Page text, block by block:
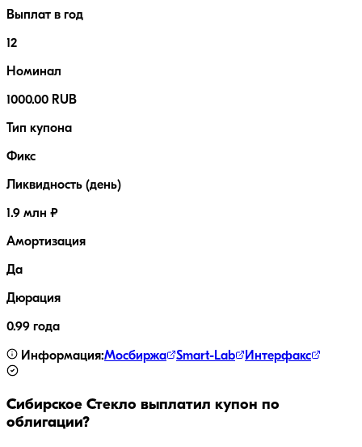
Выплат в год
12
Номинал
1000.00 RUB
Тип купона
Фикс
Ликвидность (день)
1.9 млн ₽
Амортизация
Да
Дюрация
0.99 года
Информация:Мосбиржа Smart-Lab Интерфакс
Сибирское Стекло выплатил купон по
облигации?